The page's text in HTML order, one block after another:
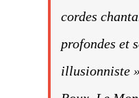
cordes
profondes et
illusionniste